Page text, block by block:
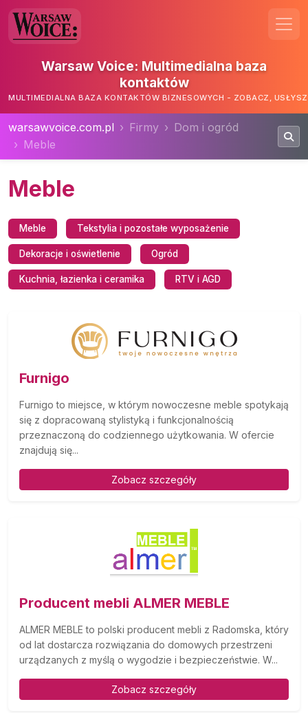
Warsaw Voice: Multimedialna baza
kontaktów
MULTIMEDIALNA BAZA KONTAKTÓW BIZNESOWYCH - ZOBACZ,
warsawvoice.com.pl Firmy
Dom i ogród
Meble
Meble
Meble Tekstylia i pozostałe wyposażenie
Dekoracje i oświetlenie Ogród
Kuchnia, łazienka i ceramika RTV i AGD
Furnigo
Furnigo to miejsce, w którym nowoczesne meble spotykają
się z dopracowaną stylistyką i funkcjonalnością
przeznaczoną do codziennego użytkowania. W ofercie
znajdują się...
Zobacz szczegóły
Producent mebli ALMER MEBLE
ALMER MEBLE to polski producent mebli z Radomska, który
od lat dostarcza rozwiązania do domowych przestrzeni
urządzanych z myślą o wygodzie i bezpieczeństwie. W...
Zobacz szczegóły